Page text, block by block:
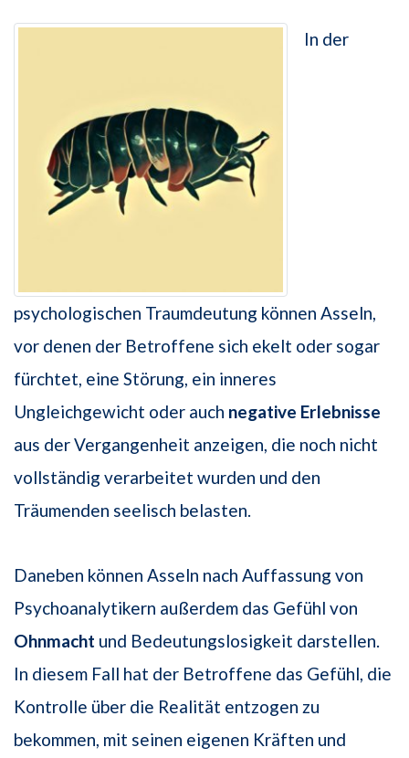
In der
psychologischen Traumdeutung können Asseln,
vor denen der Betroffene sich ekelt oder sogar
fürchtet, eine Störung, ein inneres
Ungleichgewicht oder auch negative Erlebnisse
aus der Vergangenheit anzeigen, die noch nicht
vollständig verarbeitet wurden und den
Träumenden seelisch belasten.
Daneben können Asseln nach Auffassung von
Psychoanalytikern außerdem das Gefühl von
Ohnmacht und Bedeutungslosigkeit darstellen.
In diesem Fall hat der Betroffene das Gefühl, die
Kontrolle über die Realität entzogen zu
bekommen, mit seinen eigenen Kräften und